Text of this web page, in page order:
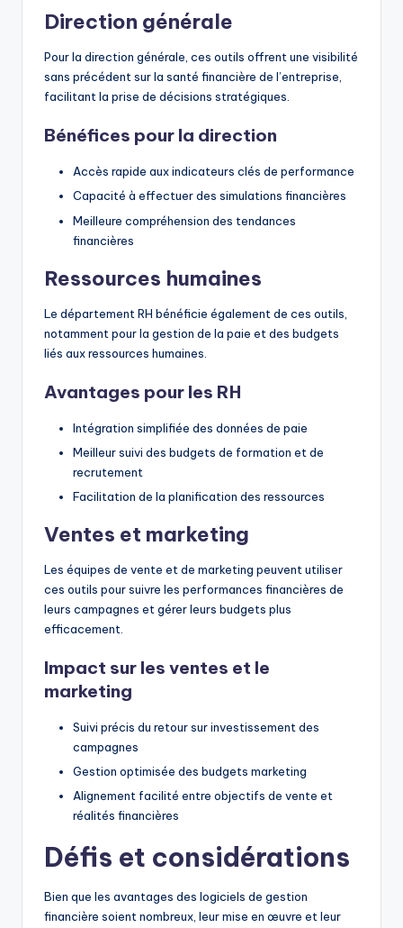
Direction générale
Pour la direction générale, ces outils offrent une visibilité
sans précédent sur la santé financière de l’entreprise,
facilitant la prise de décisions stratégiques.
Bénéfices pour la direction
Accès rapide aux indicateurs clés de performance
Capacité à effectuer des simulations financières
Meilleure compréhension des tendances
financières
Ressources humaines
Le département RH bénéficie également de ces outils,
notamment pour la gestion de la paie et des budgets
liés aux ressources humaines.
Avantages pour les RH
Intégration simplifiée des données de paie
Meilleur suivi des budgets de formation et de
recrutement
Facilitation de la planification des ressources
Ventes et marketing
Les équipes de vente et de marketing peuvent utiliser
ces outils pour suivre les performances financières de
leurs campagnes et gérer leurs budgets plus
efficacement.
Impact sur les ventes et le
marketing
Suivi précis du retour sur investissement des
campagnes
Gestion optimisée des budgets marketing
Alignement facilité entre objectifs de vente et
réalités financières
Défis et considérations
Bien que les avantages des logiciels de gestion
financière soient nombreux, leur mise en œuvre et leur